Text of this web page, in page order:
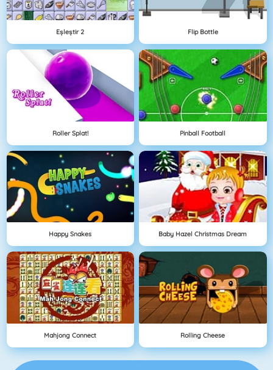
Eşleştir 2 Flip Bottle
Roller Splat! Pinball Football
Happy Snakes Baby Hazel Christmas Dream
Mahjong Connect Rolling Cheese